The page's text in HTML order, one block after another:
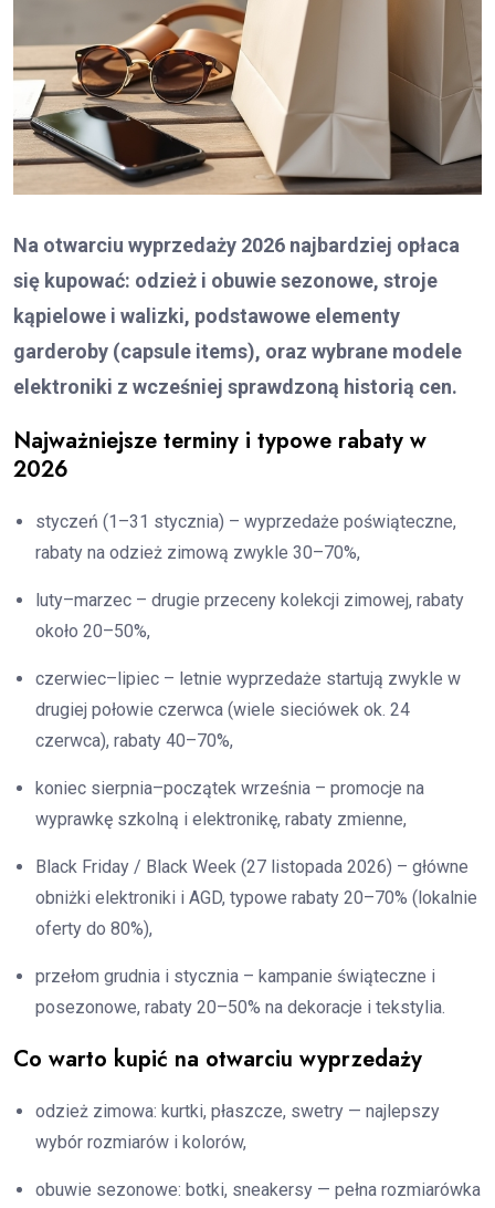
Na otwarciu wyprzedaży 2026 najbardziej opłaca
się kupować: odzież i obuwie sezonowe, stroje
kąpielowe i walizki, podstawowe elementy
garderoby (capsule items), oraz wybrane modele
elektroniki z wcześniej sprawdzoną historią cen.
Najważniejsze terminy i typowe rabaty w
2026
styczeń (1–31 stycznia) – wyprzedaże poświąteczne,
rabaty na odzież zimową zwykle 30–70%,
luty–marzec – drugie przeceny kolekcji zimowej, rabaty
około 20–50%,
czerwiec–lipiec – letnie wyprzedaże startują zwykle w
drugiej połowie czerwca (wiele sieciówek ok. 24
czerwca), rabaty 40–70%,
koniec sierpnia–początek września – promocje na
wyprawkę szkolną i elektronikę, rabaty zmienne,
Black Friday / Black Week (27 listopada 2026) – główne
obniżki elektroniki i AGD, typowe rabaty 20–70% (lokalnie
oferty do 80%),
przełom grudnia i stycznia – kampanie świąteczne i
posezonowe, rabaty 20–50% na dekoracje i tekstylia.
Co warto kupić na otwarciu wyprzedaży
odzież zimowa: kurtki, płaszcze, swetry — najlepszy
wybór rozmiarów i kolorów,
obuwie sezonowe: botki, sneakersy — pełna rozmiarówka